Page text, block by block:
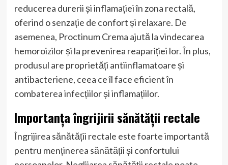
reducerea durerii și inflamației în zona rectală,
oferind o senzație de confort și relaxare. De
asemenea, Proctinum Crema ajută la vindecarea
hemoroizilor și la prevenirea reapariției lor. În plus,
produsul are proprietăți antiinflamatoare și
antibacteriene, ceea ce îl face eficient în
combaterea infecțiilor și inflamațiilor.
Importanța îngrijirii sănătății rectale
Îngrijirea sănătății rectale este foarte importantă
pentru menținerea sănătății și confortului